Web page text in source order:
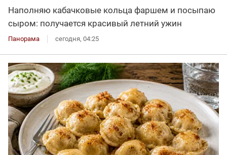
Наполняю кабачковые кольца фаршем и посыпаю
сыром: получается красивый летний ужин
Панорама сегодня, 04:25